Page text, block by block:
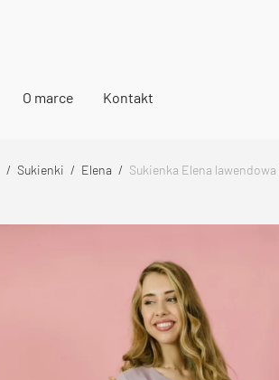
O marce Kontakt
/ Sukienki / Elena / Sukienka Elena